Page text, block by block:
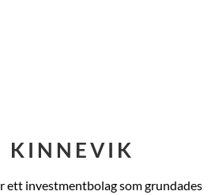
KINNEVIK
ett investmentbolag som grundades